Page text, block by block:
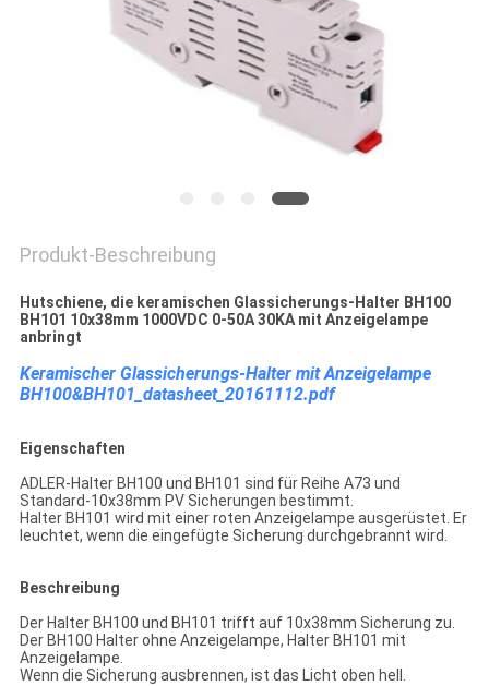
Produkt-Beschreibung
Hutschiene, die keramischen Glassicherungs-Halter BH100
BH101 10x38mm 1000VDC 0-50A 30KA mit Anzeigelampe
anbringt
Keramischer Glassicherungs-Halter mit Anzeigelampe
BH100&BH101_datasheet_20161112.pdf
Eigenschaften
ADLER-Halter BH100 und BH101 sind für Reihe A73 und
Standard-10x38mm PV Sicherungen bestimmt.
Halter BH101 wird mit einer roten Anzeigelampe ausgerüstet. Er
leuchtet, wenn die eingefügte Sicherung durchgebrannt wird.
Beschreibung
Der Halter BH100 und BH101 trifft auf 10x38mm Sicherung zu.
Der BH100 Halter ohne Anzeigelampe, Halter BH101 mit
Anzeigelampe.
Wenn die Sicherung ausbrennen, ist das Licht oben hell.